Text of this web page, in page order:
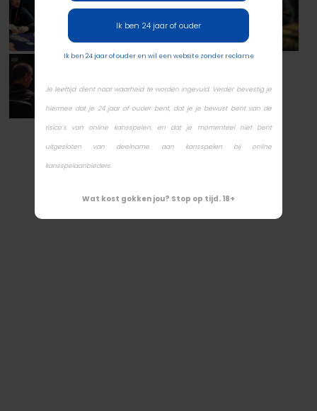
Ik ben 24 jaar of ouder
Ik ben 24 jaar of ouder en wil een website zonder reclame
Je leeftijd dient naar waarheid te worden ingevuld. Verder bevestig je
hiermee dat je 24 jaar of ouder bent, dat je je bewust bent van de
risico’s van online kansspelen, en dat je momenteel niet bent
uitgesloten van deelname aan kansspelen bij online
kansspelaanbieders.
Wat kost gokken jou? Stop op tijd. 18+